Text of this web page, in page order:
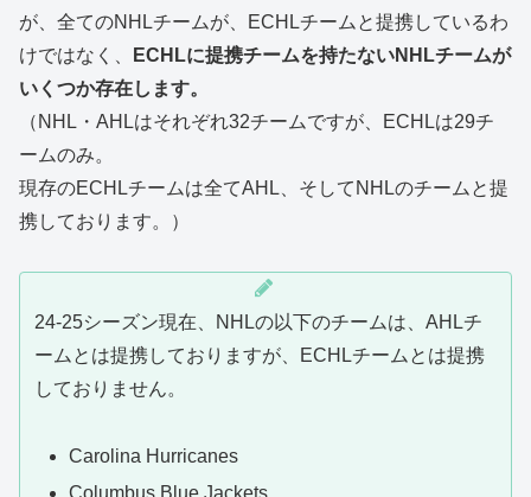
が、全てのNHLチームが、ECHLチームと提携しているわ
けではなく、
ECHLに提携チームを持たないNHLチームが
いくつか存在します。
（NHL・AHLはそれぞれ32チームですが、ECHLは29チ
ームのみ。
現存のECHLチームは全てAHL、そしてNHLのチームと提
携しております。）
24-25シーズン現在、NHLの以下のチームは、AHLチ
ームとは提携しておりますが、ECHLチームとは提携
しておりません。
Carolina Hurricanes